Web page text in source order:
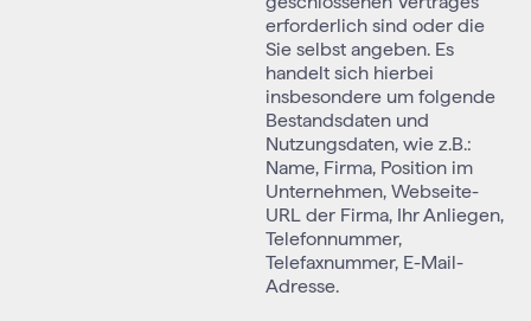
erforderlich sind oder die
Sie selbst angeben. Es
handelt sich hierbei
insbesondere um folgende
Bestandsdaten und
Nutzungsdaten, wie z.B.:
Name, Firma, Position im
Unternehmen, Webseite-
URL der Firma, Ihr Anliegen,
Telefonnummer,
Telefaxnummer, E-Mail-
Adresse.